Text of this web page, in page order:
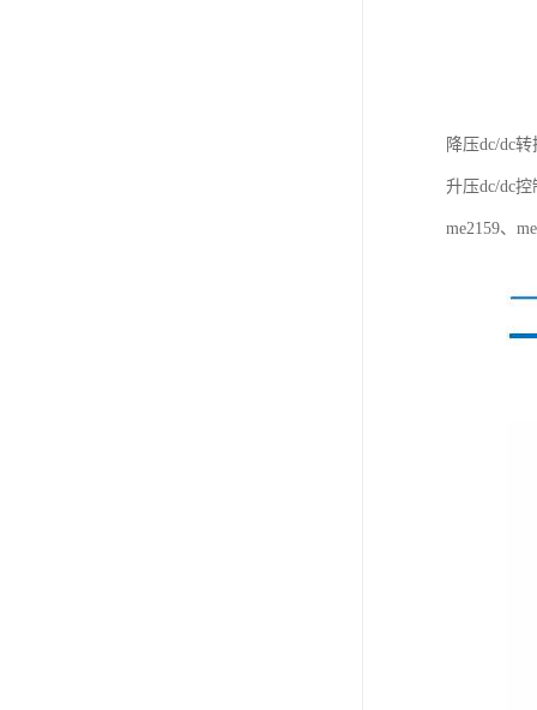
降压dc/dc转
升压dc/dc控
me2159、